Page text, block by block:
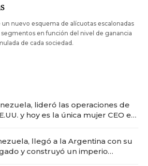
nuevo esquema de alícuotas escalonadas
en función del nivel de ganancia
de cada sociedad.
lideró las operaciones de
y hoy es la única mujer CEO en
llegó a la Argentina con su
y construyó un imperio